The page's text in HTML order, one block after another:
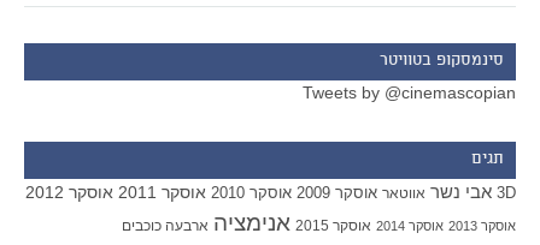
סינמסקופ בטוויטר
Tweets by @cinemascopian
תגים
3D אבי נשר אווטאר אוסקר 2009 אוסקר 2010 אוסקר 2011 אוסקר 2012
אוסקר 2013 אוסקר 2014 אוסקר 2015 אנימציה ארבעה כוכבים